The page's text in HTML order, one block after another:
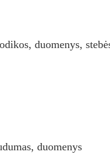
duomenys,
duomenys